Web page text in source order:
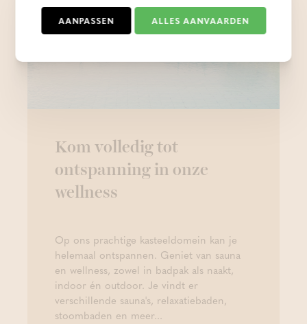
Kom volledig tot
ontspanning in onze
wellness
Op ons prachtige kasteeldomein kan je
helemaal ontspannen. Geniet van sauna
en wellness, zowel in badpak als naakt,
indoor én outdoor. Je vindt er
verschillende sauna's, relaxatiebaden,
stoombaden en meer...
AANPASSEN ALLES AANVAARDEN